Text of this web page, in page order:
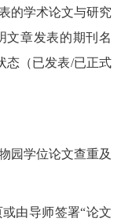
的学术论文与研究
文章发表的期刊名
态（已发表/已正式
园学位论文查重及
由导师签署“论文